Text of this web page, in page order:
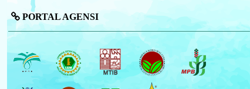
PORTAL AGENSI